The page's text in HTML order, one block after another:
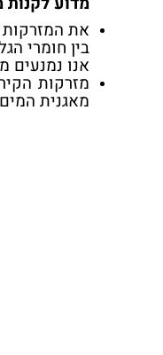
את המזרקות
בין חומרי
אנו נמנעים
מזרקות
מאגנית